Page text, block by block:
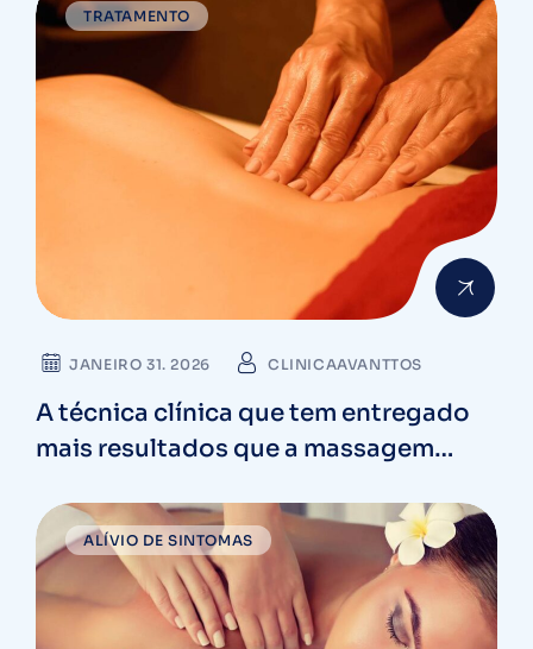
TRATAMENTO
JANEIRO 31. 2026 CLINICAAVANTTOS
A técnica clínica que tem entregado
mais resultados que a massagem
ALÍVIO DE SINTOMAS